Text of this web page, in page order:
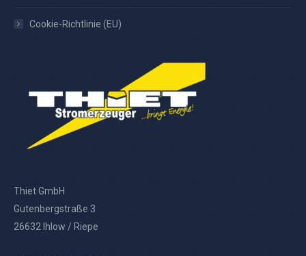
Cookie-Richtlinie (EU)
Thiet GmbH
Gutenbergstraße 3
26632 Ihlow / Riepe